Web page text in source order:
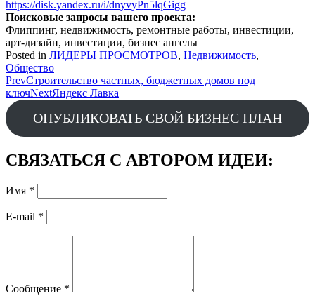
https://disk.yandex.ru/i/dnyvyPn5lqGigg
Поисковые запросы вашего проекта:
Флиппинг, недвижимость, ремонтные работы, инвестиции,
арт-дизайн, инвестиции, бизнес ангелы
Posted in ЛИДЕРЫ ПРОСМОТРОВ, Недвижимость,
Общество
Post
navigation
PrevСтроительство частных, бюджетных домов под
ключNextЯндекс Лавка
ОПУБЛИКОВАТЬ СВОЙ БИЗНЕС ПЛАН
СВЯЗАТЬСЯ С АВТОРОМ ИДЕИ:
Имя *
E-mail *
Сообщение *